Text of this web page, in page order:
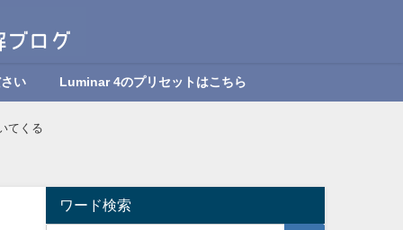
い Luminar 4のプリセットはこちら
てくる
ワード検索